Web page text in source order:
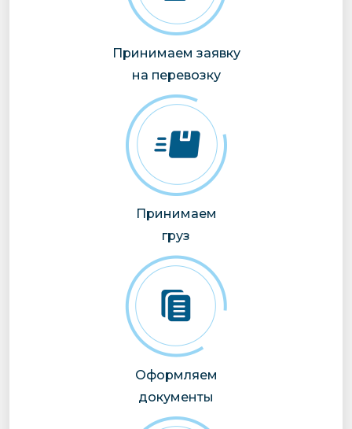
Принимаем заявку
на перевозку
Принимаем
груз
Оформляем
документы